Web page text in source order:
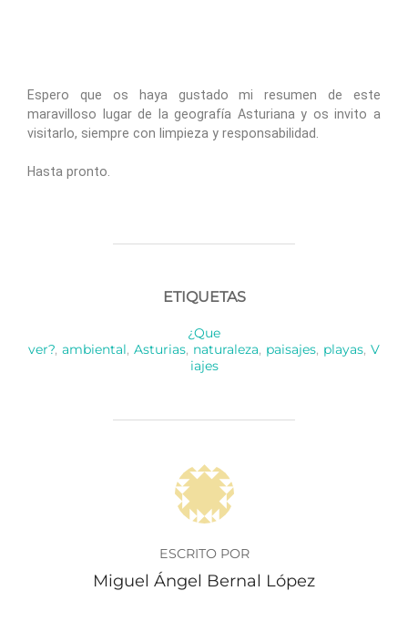
Espero que os haya gustado mi resumen de este
maravilloso lugar de la geografía Asturiana y os invito a
visitarlo, siempre con limpieza y responsabilidad.
Hasta pronto.
ETIQUETAS
¿Que
ver?, ambiental, Asturias, naturaleza, paisajes, playas, V
iajes
AUTOR DE LA PUBLICACIÓN
ESCRITO POR
Miguel Ángel Bernal López